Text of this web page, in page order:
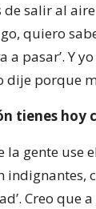
salir al
quiero
a pasar’. Y
dije porque
tienes hoy
la gente use
indignantes,
Creo que